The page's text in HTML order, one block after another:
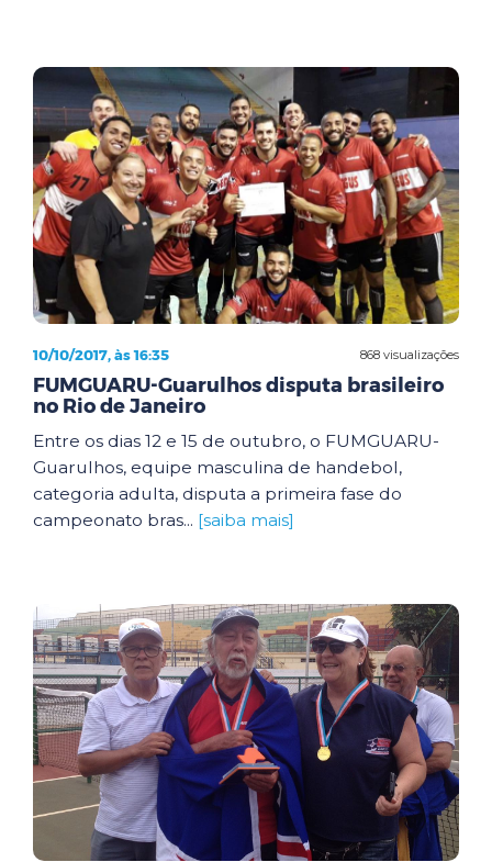
868 visualizações
10/10/2017, às 16:35
FUMGUARU-Guarulhos disputa brasileiro
no Rio de Janeiro
Entre os dias 12 e 15 de outubro, o FUMGUARU-
Guarulhos, equipe masculina de handebol,
categoria adulta, disputa a primeira fase do
campeonato bras... [saiba mais]